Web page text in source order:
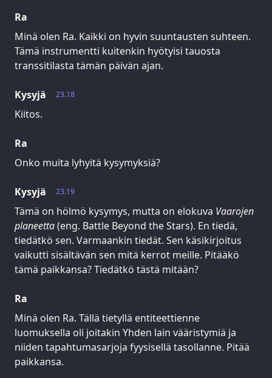
Ra
Minä olen Ra. Kaikki on hyvin suuntausten suhteen.
Tämä instrumentti kuitenkin hyötyisi tauosta
transsitilasta tämän päivän ajan.
23.18
Kysyjä
Kiitos.
Ra
Onko muita lyhyitä kysymyksiä?
23.19
Kysyjä
Tämä on hölmö kysymys, mutta on elokuva Vaarojen
planeetta(eng. Battle Beyond the Stars). En tiedä,
tiedätkö sen. Varmaankin tiedät. Sen käsikirjoitus
vaikutti sisältävän sen mitä kerrot meille. Pitääkö
tämä paikkansa? Tiedätkö tästä mitään?
Ra
Minä olen Ra. Tällä tietyllä entiteettienne
luomuksella oli joitakin Yhden lain vääristymiä ja
niiden tapahtumasarjoja fyysisellä tasollanne. Pitää
paikkansa.